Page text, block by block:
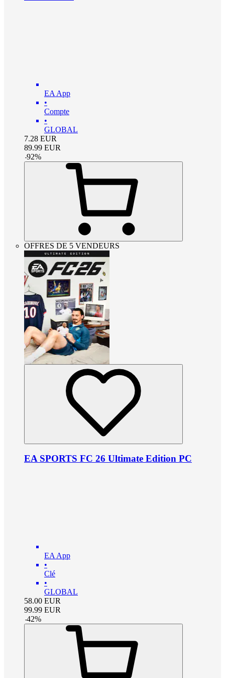
EA App
•
Compte
•
GLOBAL
7.28 EUR
89.99 EUR
-92%
OFFRES DE 5 VENDEURS
EA SPORTS FC 26 Ultimate Edition PC
EA App
•
Clé
•
GLOBAL
58.00 EUR
99.99 EUR
-42%